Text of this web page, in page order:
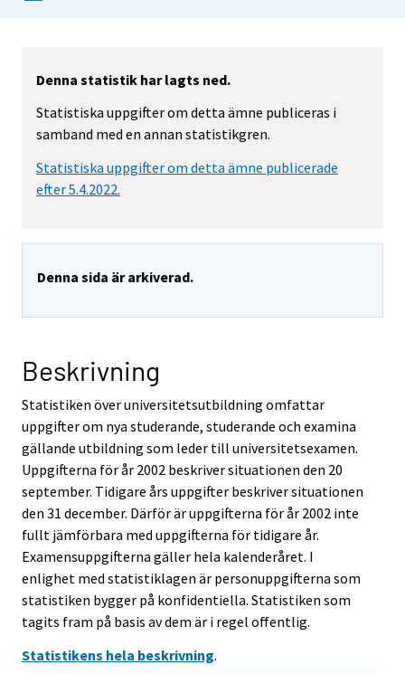
Denna statistik har lagts ned.
Statistiska uppgifter om detta ämne publiceras i
samband med en annan statistikgren.
Statistiska uppgifter om detta ämne publicerade
efter 5.4.2022.
Denna sida är arkiverad.
Beskrivning
Statistiken över universitetsutbildning omfattar
uppgifter om nya studerande, studerande och examina
gällande utbildning som leder till universitetsexamen.
Uppgifterna för år 2002 beskriver situationen den 20
september. Tidigare års uppgifter beskriver situationen
den 31 december. Därför är uppgifterna för år 2002 inte
fullt jämförbara med uppgifterna för tidigare år.
Examensuppgifterna gäller hela kalenderåret. I
enlighet med statistiklagen är personuppgifterna som
statistiken bygger på konfidentiella. Statistiken som
tagits fram på basis av dem är i regel offentlig.
Statistikens hela beskrivning.